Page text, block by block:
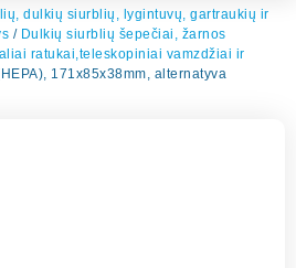
dulkių siurblių, lygintuvų, gartraukių ir
/ Dulkių siurblių šepečiai, žarnos
ratukai,teleskopiniai vamzdžiai ir
171x85x38mm, alternatyva